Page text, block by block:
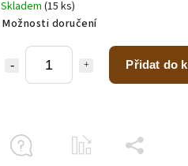
Skladem (15 ks)
Možnosti doručení
Přidat do